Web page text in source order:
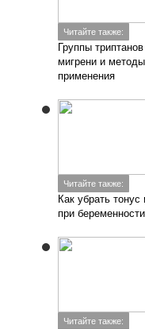
Читайте также:
Группы
мигрени и
применения
Читайте также:
Как убрать тонус
при беременности
Читайте также: